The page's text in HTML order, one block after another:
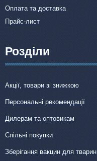
Оплата та доставка
Прайс-лист
Розділи
Акції, товари зі знижкою
Персональні рекомендації
Дилерам та оптовикам
Спільні покупки
Зберігання вакцин для тварин